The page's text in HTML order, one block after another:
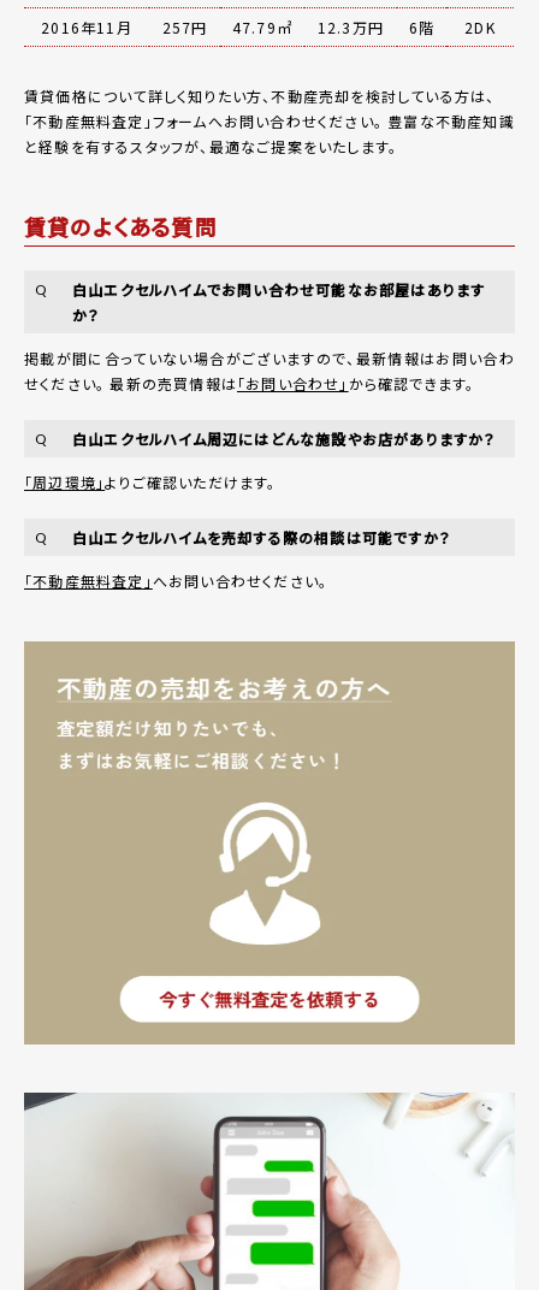
2016年11月
257円 47.79㎡ 12.3万円 6階 2DK
賃貸価格について詳しく知りたい方、不動産売却を検討している方は、
「不動産無料査定 」フォームへお問い合わせください。 豊富な不動産知識
と経験を有するスタッフが、最適なご提案をいたします。
賃貸のよくある質問
Q
白山エクセルハイムでお問い合わせ可能なお部屋はあります
か？
掲載が間に合っていない場合がございますので、最新情報はお問い合わ
せください。 最新の売買情報は「お問い合わせ」 から確認できます。
Q 白山エクセルハイム周辺にはどんな施設やお店がありますか？
「周辺環境」よりご確認いただけます。
Q 白山エクセルハイムを売却する際の相談は可能ですか？
「不動産無料査定」へお問い合わせください。